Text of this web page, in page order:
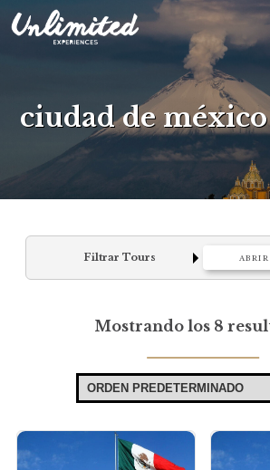
$ MXN
ciudad de méxico
Filtrar Tours
Mostrando los 8